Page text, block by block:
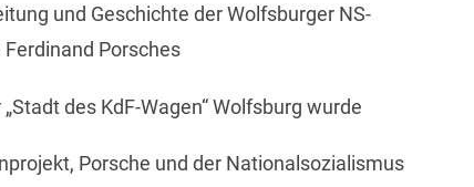
und Geschichte der Wolfsburger NS-
Porsches
des KdF-Wagen“ Wolfsburg wurde
Porsche und der Nationalsozialismus